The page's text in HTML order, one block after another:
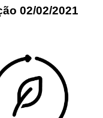
02/02/2021